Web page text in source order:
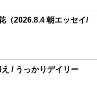
（2026.8.4 朝エッセイ/
/ うっかりデイリー